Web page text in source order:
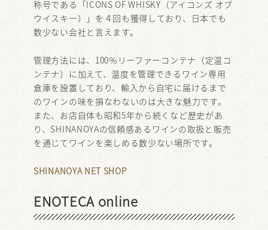
称号である「ICONS OF WHISKY（アイコンズ オブ
ウイスキー）」を４回も獲得しており、日本でも
数少ない会社と言えます。
管理方法には、100％リーファーコンテナ（定温コ
ンテナ）に加えて、温度を管理できるワイン専用
倉庫を設置しており、輸入から自宅に届けるまで
のワインの味を損なわないのは大きな魅力です。
また、お店自体も昭和5年から続くなど歴史があ
り、SHINANOYAの信頼感あるワインの取扱と販売
を通じてワインを楽しめる数少ない場所です。
SHINANOYA NET SHOP
ENOTECA online